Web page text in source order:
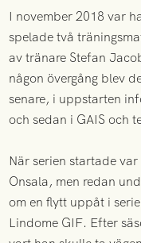
I november 2018 var
spelade två
av tränare Stefan
någon övergång blev
senare, i uppstarten
och sedan i GAIS och
När serien startade
Onsala, men redan
om en flytt uppåt i
Lindome GIF. Efter